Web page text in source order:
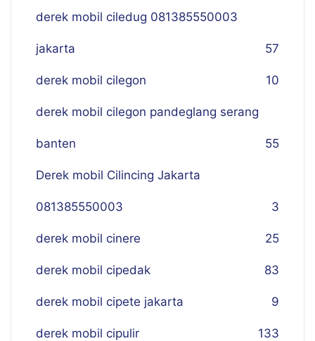
derek mobil ciledug 081385550003
jakarta 57
derek mobil cilegon 10
derek mobil cilegon pandeglang serang
banten 55
Derek mobil Cilincing Jakarta
081385550003 3
derek mobil cinere 25
derek mobil cipedak 83
derek mobil cipete jakarta 9
derek mobil cipulir 133